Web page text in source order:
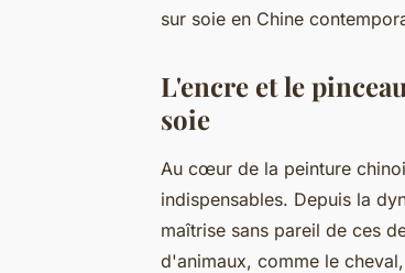
sur soie en Chine
L'encre et le
soie
Au cœur de la peinture
indispensables. Depuis la
maîtrise sans pareil de ces
d'animaux, comme le